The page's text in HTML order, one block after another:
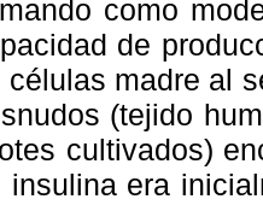
como
de
células madre al
(tejido
cultivados)
insulina era